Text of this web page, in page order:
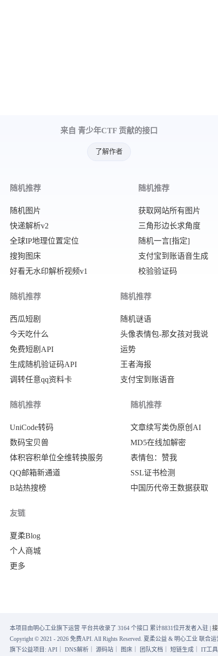
来自 青少年CTF 贡献的接口
了解作者
随机推荐
随机图片
快递解析v2
全球IP地理位置定位
搜狗图床
好看无水印解析视频v1
随机推荐
获取网站所有图片
三角形边长求角度
随机一言[指定]
支付宝到账语音生成
校验验证码
随机推荐
西瓜短剧
今天吃什么
免费短剧API
生成随机验证码API
调转任意qq资料卡
随机推荐
随机谜语
头像表情包-那女孩对我说
运势
王者海报
支付宝到账语音
随机推荐
UniCode转码
数码宝贝兽
体积容积单位全维转换服务
QQ邮箱新通道
B站热搜榜
随机推荐
文章续写类伪原创AI
MD5在线加解密
表情包：赞我
SSL证书检测
中国历代帝王数据获取
友链
夏柔Blog
个人商城
更多
本项目由明心工业旗下运营 平台共收录了 3164 个接口 累计8831位开发者入驻 |
Copyright © 2021 - 2026 免费API. All Rights Reserved. 夏柔公益 & 明心工业 联合
旗下公益项目: API DNS解析 源码站 图床 团队文档 短链生成 IT工